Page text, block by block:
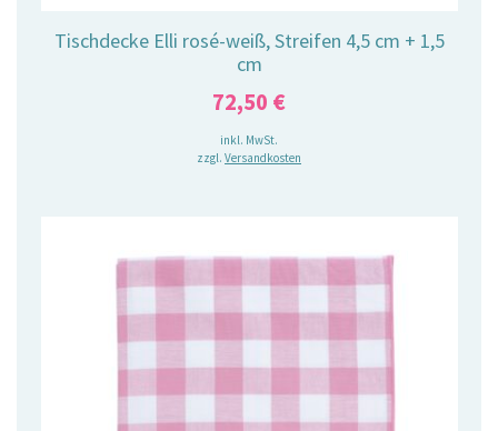
Tischdecke Elli rosé-weiß, Streifen 4,5 cm + 1,5
cm
72,50 €
inkl. MwSt.
zzgl. Versandkosten